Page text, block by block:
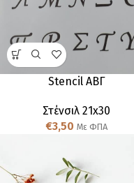
Stencil ΑΒΓ
Στένσιλ 21x30
€3,50 Με ΦΠΑ